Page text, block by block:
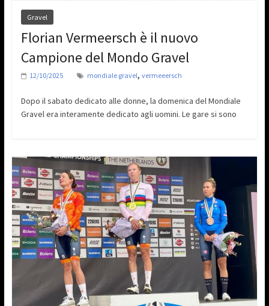
Gravel
Florian Vermeersch è il nuovo
Campione del Mondo Gravel
12/10/2025 mondiale gravel, vermeeersch
Dopo il sabato dedicato alle donne, la domenica del Mondiale
Gravel era interamente dedicato agli uomini. Le gare si sono